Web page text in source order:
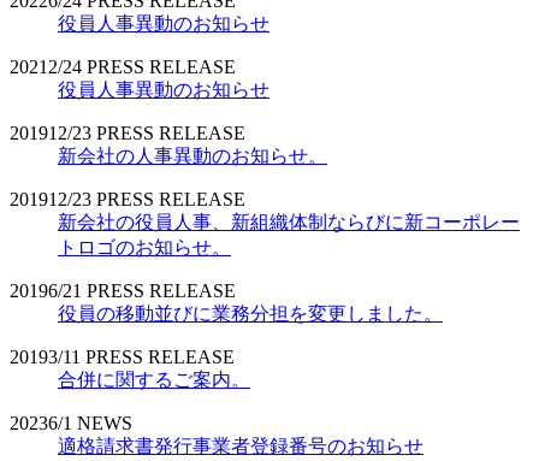
役員人事異動のお知らせ
2021 2/24 PRESS RELEASE
役員人事異動のお知らせ
201912/23 PRESS RELEASE
新会社の人事異動のお知らせ。
201912/23 PRESS RELEASE
新会社の役員人事、新組織体制ならびに新コーポレー
トロゴのお知らせ。
20196/21 PRESS RELEASE
役員の移動並びに業務分担を変更しました。
20193/11 PRESS RELEASE
合併に関するご案内。
20236/1 NEWS
適格請求書発行事業者登録番号のお知らせ